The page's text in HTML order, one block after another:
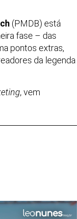
(PMDB) está
fase – das
pontos extras,
da legenda
, vem